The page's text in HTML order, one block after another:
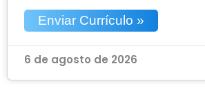
Enviar Currículo »
6 de agosto de 2026